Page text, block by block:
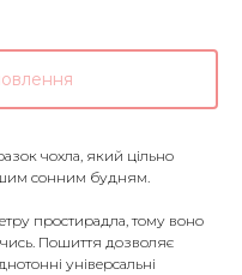
чохла, який цільно
сонним будням.
простирадла, тому воно
Пошиття дозволяє
універсальні